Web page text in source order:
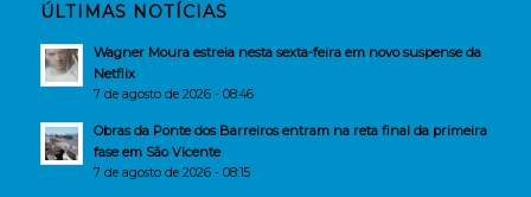
ÚLTIMAS NOTÍCIAS
Wagner Moura estreia nesta sexta-feira em novo suspense da
Netflix
7 de agosto de 2026 - 08:46
Obras da Ponte dos Barreiros entram na reta final da primeira
fase em São Vicente
7 de agosto de 2026 - 08:15